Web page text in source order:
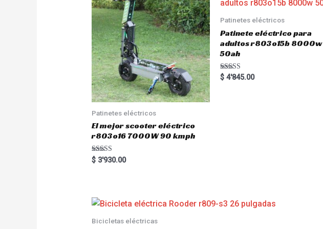
Patinetes eléctricos
El mejor scooter eléctrico
r803o16 7000W 90 kmph
Rated
5.00
$3'930.00
Patinetes eléctricos
Patinete eléctrico para
adultos r803o15b 8000w
50ah
Rated
5.00
$ 4'845.00
Bicicletas eléctricas